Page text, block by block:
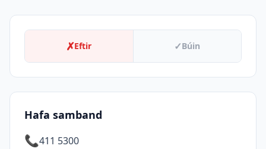
✗Eftir ✓Búin
Hafa samband
📞411 5300